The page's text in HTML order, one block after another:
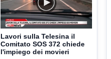
Lavori sulla Telesina il
Comitato SOS 372 chiede
l'impiego dei movieri